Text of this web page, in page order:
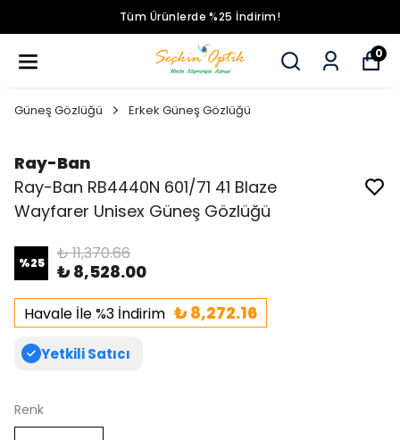
Tüm Ürünlerde %25 İndirim!
0
Güneş Gözlüğü Erkek Güneş Gözlüğü
Ray-Ban
Ray-Ban RB4440N 601/71 41 Blaze
Wayfarer Unisex Güneş Gözlüğü
%25 ₺ 11,370.66
₺ 8,528.00
Havale İle %3 İndirim ₺ 8,272.16
Yetkili Satıcı
Renk